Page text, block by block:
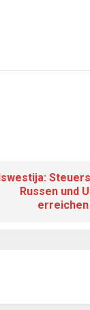
Iswestija:
Russen und